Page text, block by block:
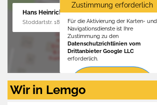
Hans Heinrichs GmbH
Stoddartstr. 18, 32758 Detmold
Zustimmung erforderlich
Für die Aktivierung der Karten- und
Navigationsdienste ist Ihre
Zustimmung zu den
Datenschutzrichtlinien vom
Drittanbieter Google LLC
erforderlich.
Zustimmen
aktivieren
Wir in Lemgo